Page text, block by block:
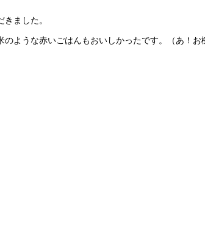
ました。
ような赤いごはんもおいしかったです。（あ！お